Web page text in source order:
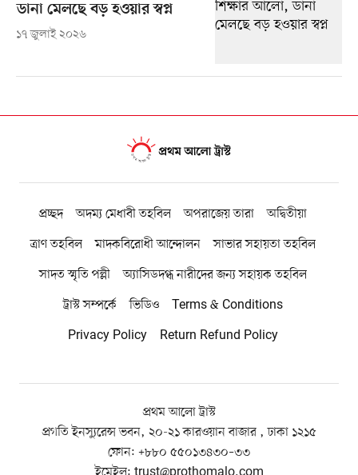
ডানা মেলছে বড় হওয়ার স্বপ্ন
১৭ জুলাই ২০২৬
প্রচ্ছদ অদম্য মেধাবী তহবিল অপরাজেয় তারা
অদ্বিতীয়া
ত্রাণ তহবিল
মাদকবিরোধী আন্দোলন
সাভার সহায়তা তহবিল
সাদত স্মৃতি পল্লী
অ্যাসিডদগ্ধ নারীদের জন্য সহায়ক তহবিল
ট্রাস্ট সম্পর্কে
ভিডিও
Terms & Conditions
Privacy Policy
Return Refund Policy
প্রথম আলো ট্রাস্ট
প্রগতি ইনস্যুরেন্স ভবন, ২০-২১ কারওয়ান বাজার , ঢাকা ১২১৫
ফোন: +৮৮০ ৫৫০১৩৪৩০–৩৩